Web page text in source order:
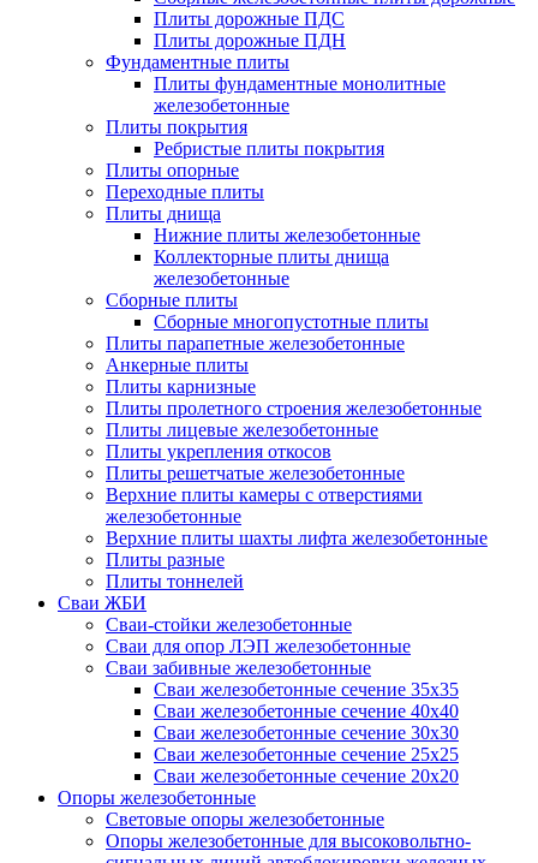
Плиты дорожные ПДС
Плиты дорожные ПДН
Фундаментные плиты
Плиты фундаментные монолитные
железобетонные
Плиты покрытия
Ребристые плиты покрытия
Плиты опорные
Переходные плиты
Плиты днища
Нижние плиты железобетонные
Коллекторные плиты днища
железобетонные
Сборные плиты
Сборные многопустотные плиты
Плиты парапетные железобетонные
Анкерные плиты
Плиты карнизные
Плиты пролетного строения железобетонные
Плиты лицевые железобетонные
Плиты укрепления откосов
Плиты решетчатые железобетонные
Верхние плиты камеры с отверстиями
железобетонные
Верхние плиты шахты лифта железобетонные
Плиты разные
Плиты тоннелей
Сваи ЖБИ
Сваи-стойки железобетонные
Сваи для опор ЛЭП железобетонные
Сваи забивные железобетонные
Сваи железобетонные сечение 35x35
Сваи железобетонные сечение 40x40
Сваи железобетонные сечение 30x30
Сваи железобетонные сечение 25x25
Сваи железобетонные сечение 20x20
Опоры железобетонные
Световые опоры железобетонные
Опоры железобетонные для высоковольтно-